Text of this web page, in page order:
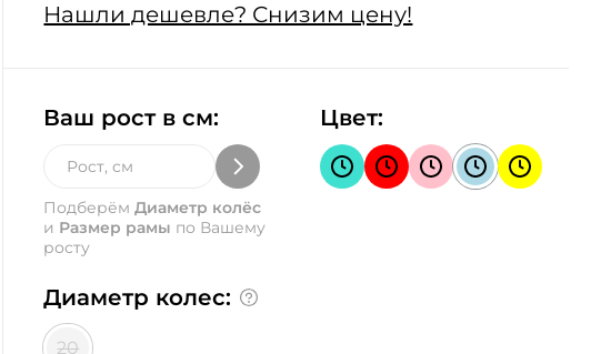
Нашли дешевле? Снизим цену!
Ваш рост в см:
ПодберёмДиаметр колёс
и Размер рамы по Вашему
росту
Цвет:
Диаметр колес:
20